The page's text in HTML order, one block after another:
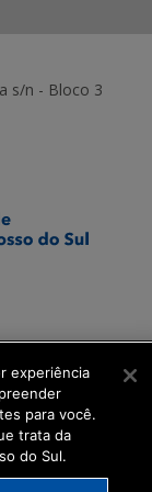
s/n - Bloco 3
experiência
para você.
trata da
do Sul.